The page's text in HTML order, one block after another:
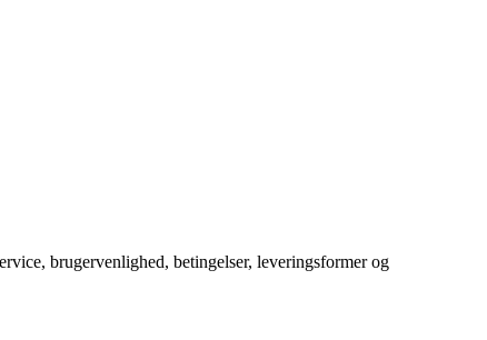
brugervenlighed, betingelser, leveringsformer og